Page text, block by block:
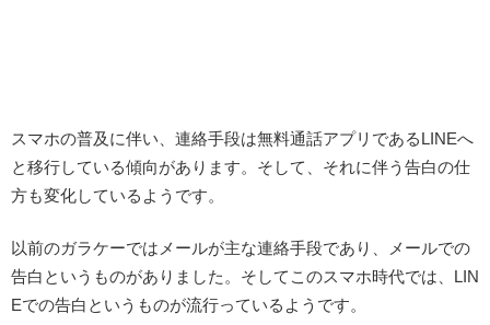
スマホの普及に伴い、連絡手段は無料通話アプリであるLINEへ
と移行している傾向があります。そして、それに伴う告白の仕
方も変化しているようです。
以前のガラケーではメールが主な連絡手段であり、メールでの
告白というものがありました。そしてこのスマホ時代では、LIN
Eでの告白というものが流行っているようです。